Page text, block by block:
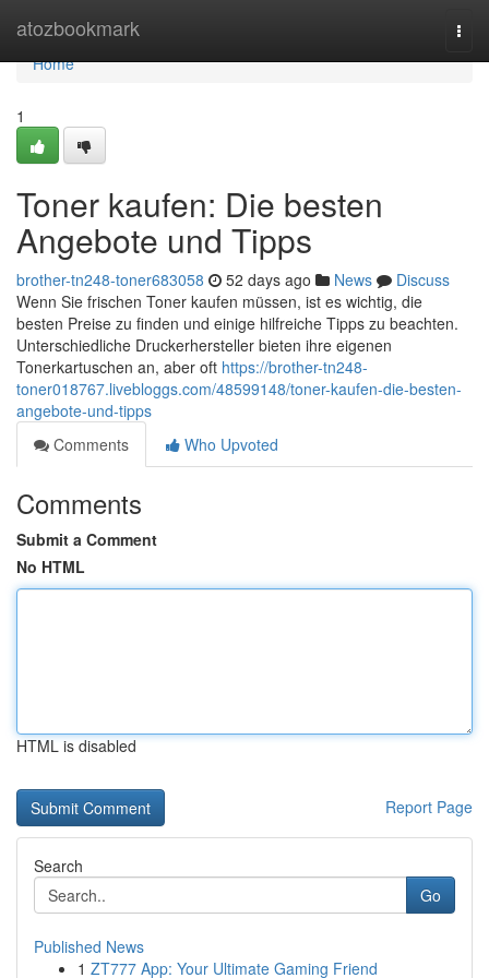
atozbookmark
Home
Home
1
Toner kaufen: Die besten
Angebote und Tipps
brother-tn248-toner683058 52 days ago News
Discuss
Wenn Sie frischen Toner kaufen müssen, ist es wichtig, die
besten Preise zu finden und einige hilfreiche Tipps zu beachten.
Unterschiedliche Druckerhersteller bieten ihre eigenen
Tonerkartuschen an, aber oft https://brother-tn248-
toner018767.livebloggs.com/48599148/toner-kaufen-die-besten-
angebote-und-tipps
Comments
Who Upvoted
Comments
Submit a Comment
No HTML
HTML is disabled
Report Page
Search
Go
Published News
1 ZT777 App: Your Ultimate Gaming Friend